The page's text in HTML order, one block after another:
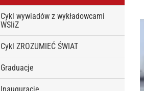
Cykl wywiadów z wykładowcami
WSIiZ
Cykl ZROZUMIEĆ ŚWIAT
Graduacje